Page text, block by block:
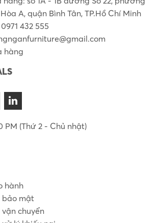
A, quận Bình Tân, TP.Hồ Chí Minh
0971 432 555
hàng
PM (Thứ 2 - Chủ nhật)
hành
bảo mật
chuyển